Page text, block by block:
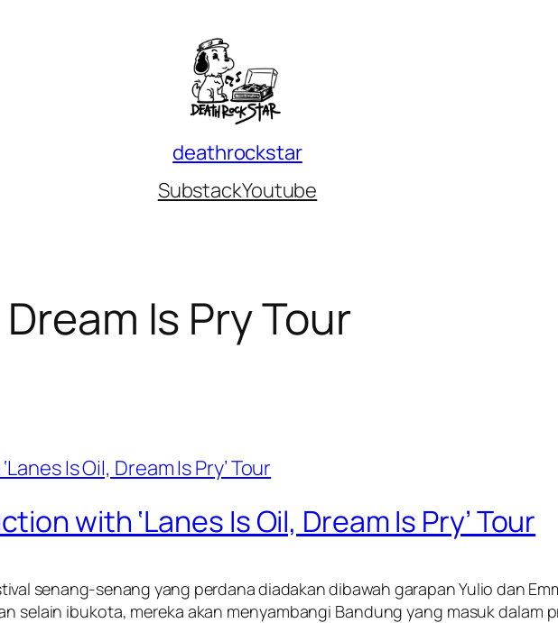
deathrockstar
SubstackYoutube
Is Pry Tour
with ‘Lanes Is Oil, Dream Is Pry’ Tour
senang-senang yang perdana diadakan dibawah garapan Yulio dan
selain ibukota, mereka akan menyambangi Bandung yang masuk dalam